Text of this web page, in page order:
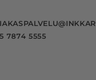
7874 5555